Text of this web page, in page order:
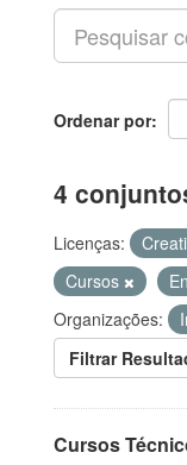
Ordenar por
4
Licenças:
Cursos
Organizações:
Filtrar
Cursos